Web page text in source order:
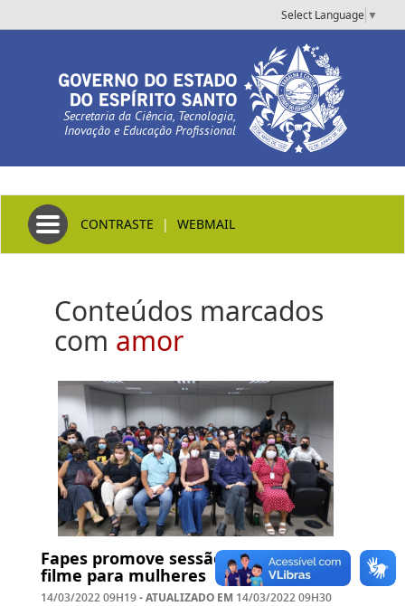
Select Language ▼
Secretaria da Ciência, Tecnologia,
Inovação e Educação Profissional
Toggle navigation
CONTRASTE | WEBMAIL
Conteúdos marcados
com amor
Fapes promove sessão especial com
filme para mulheres
14/03/2022 09H19- ATUALIZADO EM 14/03/2022 09H30